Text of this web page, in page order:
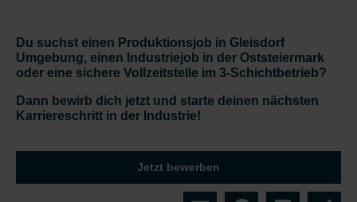
Du suchst einen Produktionsjob in Gleisdorf
Umgebung, einen Industriejob in der Oststeiermark
oder eine sichere Vollzeitstelle im 3-Schichtbetrieb?
Dann bewirb dich jetzt und starte deinen nächsten
Karriereschritt in der Industrie!
Jetzt bewerben